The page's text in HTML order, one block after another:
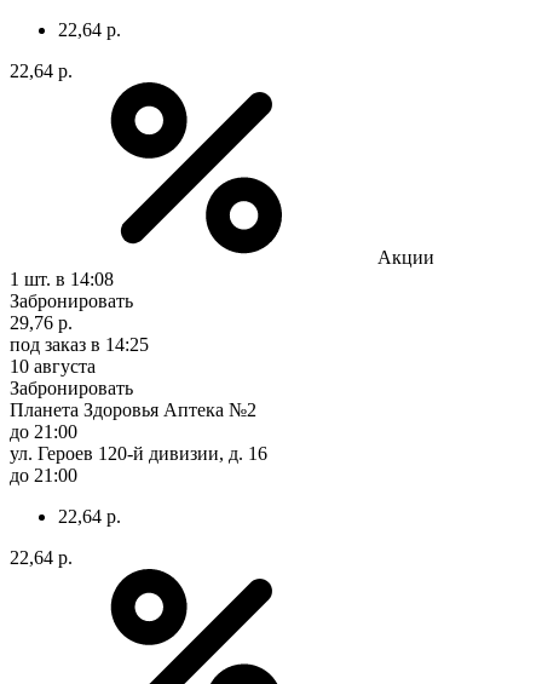
22,64 р.
22,64 р.
Акции
1 шт. в 14:08
Забронировать
29,76 р.
под заказ в 14:25
10 августа
Забронировать
Планета Здоровья Аптека №2
до 21:00
ул. Героев 120-й дивизии, д. 16
до 21:00
22,64 р.
22,64 р.